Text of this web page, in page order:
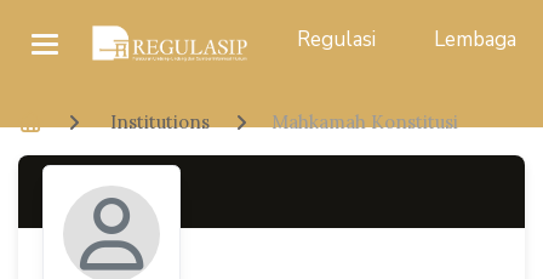
Regulasi Lembaga
Institutions Mahkamah Konstitusi